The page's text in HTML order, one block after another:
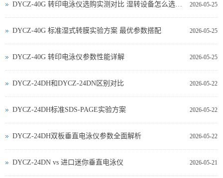
2026-05-25
DYCZ-40G 转印电泳仪选购实测对比 湿转设备怎么选不踩坑
2026-05-25
DYCZ-40G 标准湿式转膜实验方案 最优参数搭配
2026-05-25
DYCZ-40G 转印电泳仪参数性能详解
2026-05-22
DYCZ-24DH和DYCZ-24DN区别对比
2026-05-22
DYCZ-24DH标准SDS-PAGE实验方案
2026-05-22
DYCZ-24DH双板垂直电泳仪参数全面解析
2026-05-21
DYCZ‑24DN vs 进口迷你垂直电泳仪